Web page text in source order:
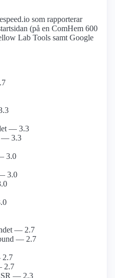
som rapporterar
(på en ComHem 600
Lab Tools samt Google
— 3.3
— 3.3
3.0
3.0
— 2.7
— 2.7
2.7
2.7
— 2.3